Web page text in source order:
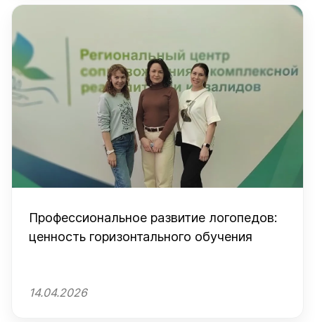
Профессиональное развитие логопедов:
ценность горизонтального обучения
14.04.2026